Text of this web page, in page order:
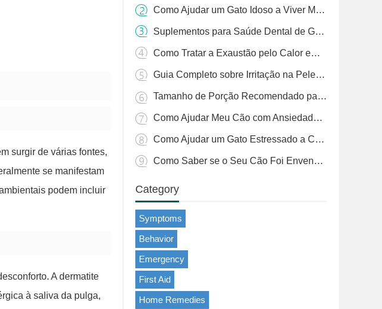
surgir de várias fontes,
se manifestam
podem incluir
A dermatite
à saliva da pulga,
Como Ajudar um Gato Idoso a Viver Mais
Suplementos para Saúde Dental de Gatos: Guia Essencial para Donos de Animais
Como Tratar a Exaustão pelo Calor em Cães: Um Guia Completo
Guia Completo sobre Irritação na Pele de Gatos e Tratamento de Pulgas
Tamanho de Porção Recomendado para Cães: Um Guia Completo
Como Ajudar Meu Cão com Ansiedade de Separação à Noite
Como Ajudar um Gato Estressado a Comer: Estratégias Práticas
Como Saber se o Seu Cão Foi Envenenado por um Sapo
Category
Symptoms
Behavior
Emergency
First Aid
Home Remedies